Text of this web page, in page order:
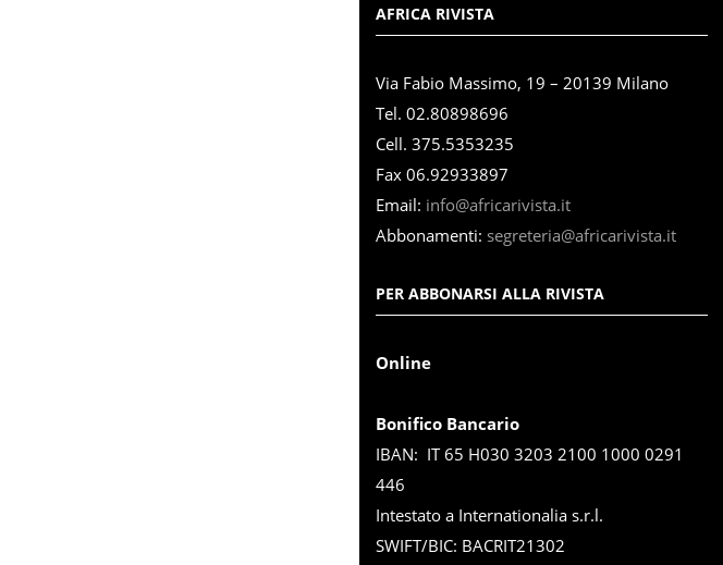
AFRICA RIVISTA
Via Fabio Massimo, 19 – 20139 Milano
Tel. 02.80898696
Cell. 375.5353235
Fax 06.92933897
Email: info@africarivista.it
Abbonamenti: segreteria@africarivista.it
PER ABBONARSI ALLA RIVISTA
Online
Bonifico Bancario
IBAN: IT 65 H030 3203 2100 1000 0291
446
Intestato a Internationalia s.r.l.
SWIFT/BIC: BACRIT21302